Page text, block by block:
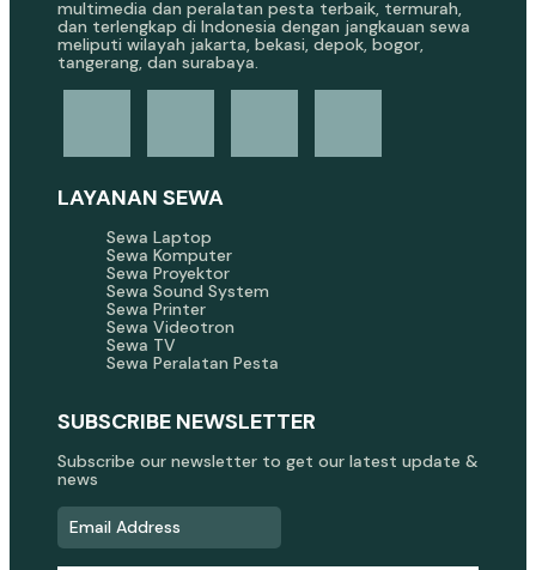
multimedia dan peralatan pesta terbaik, termurah,
dan terlengkap di Indonesia dengan jangkauan sewa
meliputi wilayah jakarta, bekasi, depok, bogor,
tangerang, dan surabaya.
LAYANAN SEWA
Sewa Laptop
Sewa Komputer
Sewa Proyektor
Sewa Sound System
Sewa Printer
Sewa Videotron
Sewa TV
Sewa Peralatan Pesta
SUBSCRIBE NEWSLETTER
Subscribe our newsletter to get our latest update &
news